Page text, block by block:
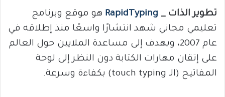
تطوير الذات _ RapidTyping هو موقع وبرنامج
تعليمي مجاني شهد انتشارًا واسعًا منذ إطلاقه في
عام 2007، ويهدف إلى مساعدة الملايين حول العالم
على إتقان مهارات الكتابة دون النظر إلى لوحة
المفاتيح (الـ touch typing) بكفاءة وسرعة.